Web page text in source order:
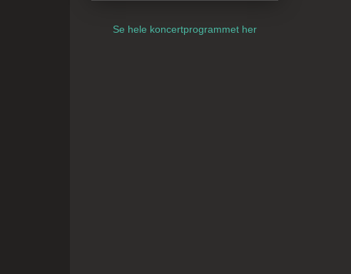
Se hele koncertprogrammet her